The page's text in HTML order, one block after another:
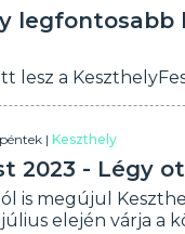
legfontosabb
lesz a
|Keszthely
2023 - Légy
is megújul
elején várja a